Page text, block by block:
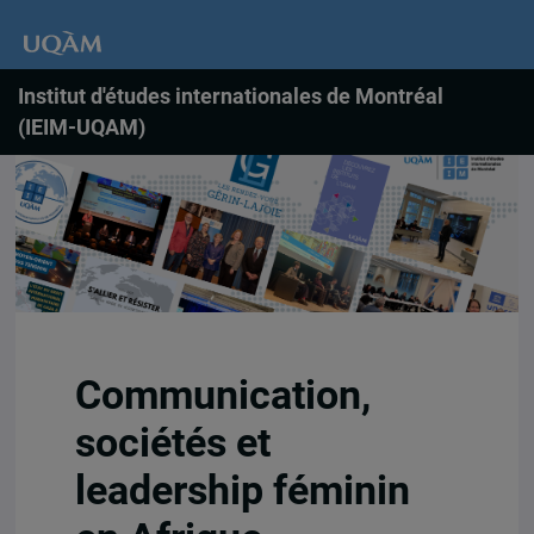
Institut d'études internationales de Montréal
(IEIM-UQAM)
Communication,
sociétés et
leadership féminin